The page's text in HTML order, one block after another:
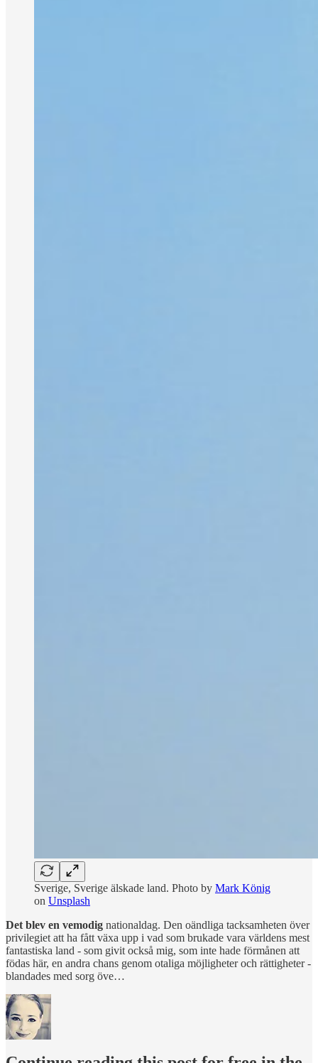
Sverige, Sverige älskade land. Photo by Mark König
on Unsplash
Det blev en vemodig nationaldag. Den oändliga tacksamheten över
privilegiet att ha fått växa upp i vad som brukade vara världens mest
fantastiska land - som givit också mig, som inte hade förmånen att
födas här, en andra chans genom otaliga möjligheter och rättigheter -
blandades med sorg öve…